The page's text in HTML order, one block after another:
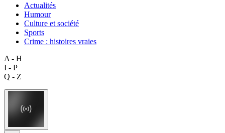
Actualités
Humour
Culture et société
Sports
Crime : histoires vraies
A - H
I - P
Q - Z